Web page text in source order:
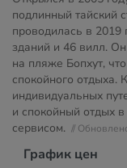
подлинный тайский
проводилась в 2019
зданий и 46 вилл.
на пляже Бопхут,
спокойного отдыха.
индивидуальных
и спокойный отдых
сервисом. //
График цен